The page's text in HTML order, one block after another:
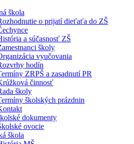
škola
o prijatí dieťaťa do ZŠ
a súčasnosť ZŠ
školy
vyučovania
hodín
ZRPŠ a zasadnutí PR
činnosť
školy
školských prázdnin
dokumenty
ovocie
škola